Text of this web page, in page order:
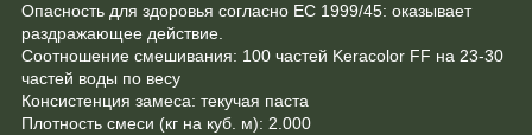
Опасность для здоровья согласно EC 1999/45: оказывает
раздражающее действие.
Соотношение смешивания: 100 частей Keracolor FF на 23-30
частей воды по весу
Консистенция замеса: текучая паста
Плотность смеси (кг на куб. м): 2.000